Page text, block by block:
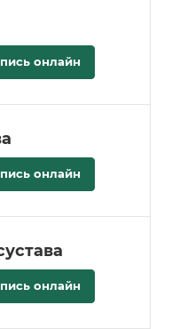
онлайн
онлайн
онлайн